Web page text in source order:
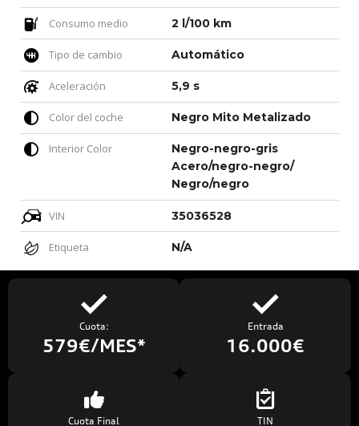
Consumo medio 2 l/100 km
Tipo de cambio Automático
Aceleración 5,9 s
Color del coche Negro Mito Metalizado
Interior Color
Negro-negro-gris
Acero/negro-negro/
Negro/negro
VIN 35036528
Etiqueta N/A
Cuota:
579€/MES*
Entrada
16.000€
Cuota Final TIN